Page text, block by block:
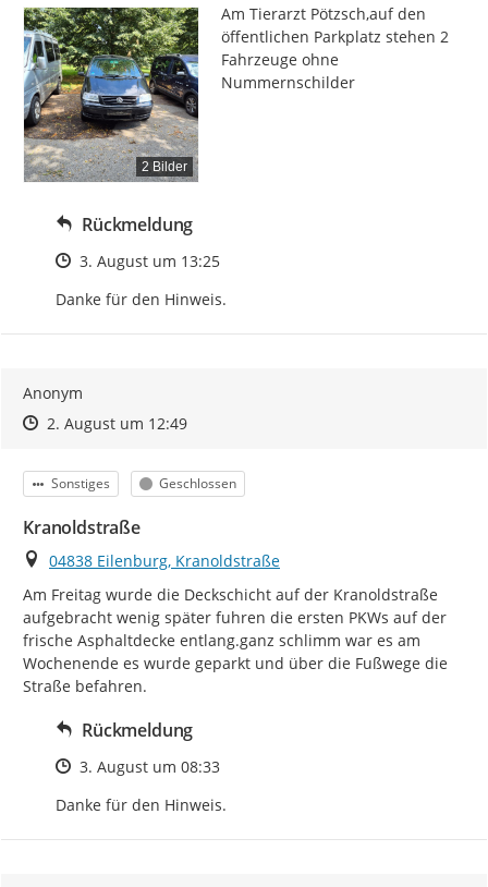
2 Bilder
Am Tierarzt Pötzsch,auf den
öffentlichen Parkplatz stehen 2
Fahrzeuge ohne
Nummernschilder
Rückmeldung
Zeitpunkt des Erstellens
3. August um 13:25
Danke für den Hinweis.
Anonym
Zeitpunkt des Erstellens
Zeitpunkt des Erstellens
2. August um 12:49Zur Äußerung
Kategorie
Sonstiges Status
Geschlossen
Kranoldstraße
Ort
04838 Eilenburg, Kranoldstraße
Am Freitag wurde die Deckschicht auf der Kranoldstraße
aufgebracht wenig später fuhren die ersten PKWs auf der
frische Asphaltdecke entlang.ganz schlimm war es am
Wochenende es wurde geparkt und über die Fußwege die
Straße befahren.
Rückmeldung
Zeitpunkt des Erstellens
3. August um 08:33
Danke für den Hinweis.